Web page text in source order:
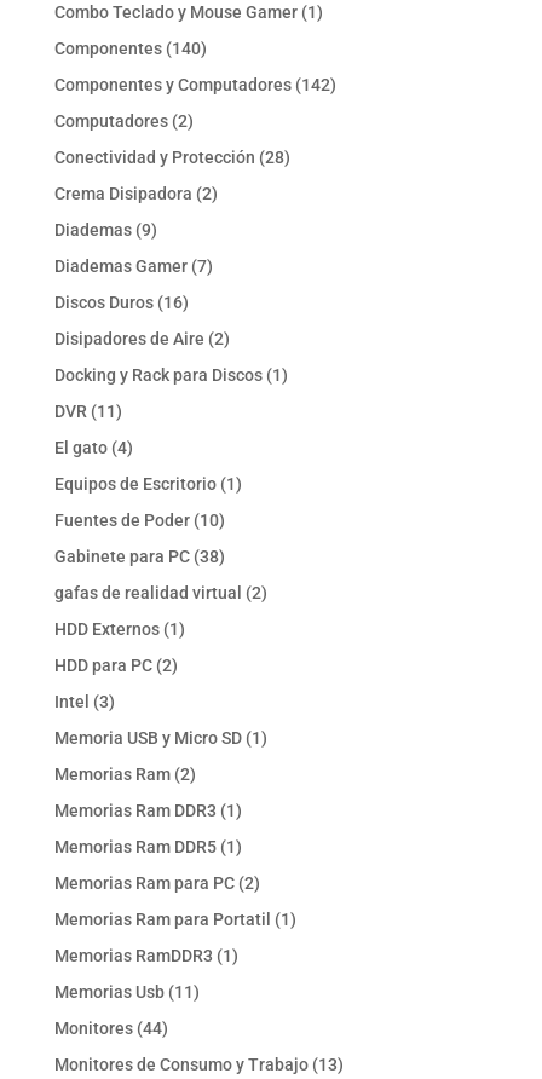
Combo Teclado y Mouse Gamer 11
Componentes 140140
productos
Componentes y Computadores 142142
Computadores 22
productos
Conectividad y Protección 2828
Crema Disipadora 22
Diademas 99
productos
Diademas Gamer 77
Discos Duros 1616
productos
Disipadores de Aire 22
productos
Docking y Rack para Discos 11
DVR 1111
productos
El gato 44
productos
Equipos de Escritorio 11
Fuentes de Poder 1010
productos
Gabinete para PC 3838
productos
gafas de realidad virtual 22
HDD Externos 11
HDD para PC 22
Intel 33
productos
Memoria USB y Micro SD 11
Memorias Ram 22
productos
Memorias Ram DDR3 11
producto
Memorias Ram DDR5 11
producto
Memorias Ram para PC 22
productos
Memorias Ram para Portatil 11
Memorias RamDDR3 11
Memorias Usb 1111
Monitores 4444
productos
Monitores de Consumo y Trabajo 1313